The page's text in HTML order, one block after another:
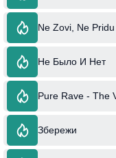
Ne Zovi, Ne Pridu
Не Было И Нет
Pure Rave - The
Збережи